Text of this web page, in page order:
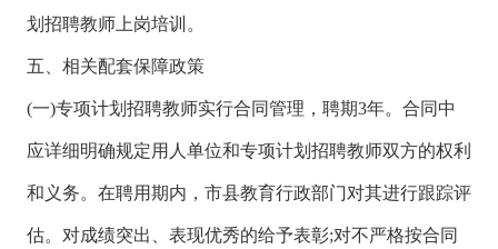
划招聘教师上岗培训。
五、相关配套保障政策
(一)专项计划招聘教师实行合同管理，聘期3年。合同中
应详细明确规定用人单位和专项计划招聘教师双方的权利
和义务。在聘用期内，市县教育行政部门对其进行跟踪评
估。对成绩突出、表现优秀的给予表彰;对不严格按合同